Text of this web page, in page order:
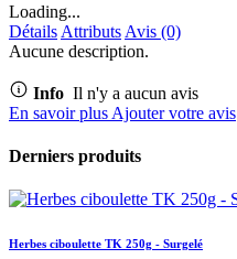
Loading...
Détails Attributs Avis (0)
Aucune description.
Info Il n'y a aucun avis
En savoir plus Ajouter votre avis
Derniers produits
Herbes ciboulette TK 250g - Surgelé